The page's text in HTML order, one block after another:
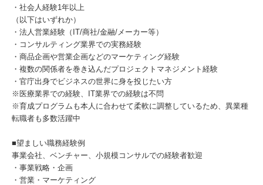
・社会人経験1年以上
（以下はいずれか）
・法人営業経験（IT/商社/金融/メーカー等）
・コンサルティング業界での実務経験
・商品企画や営業企画などのマーケティング経験
・複数の関係者を巻き込んだプロジェクトマネジメント経験
・官庁出身でビジネスの世界に身を投じたい方
※医療業界での経験、IT業界での経験は不問
※育成プログラムも本人に合わせて柔軟に調整しているため、異業種
転職者も多数活躍中
■望ましい職務経験例
事業会社、ベンチャー、小規模コンサルでの経験者歓迎
・事業戦略・企画
・営業・マーケティング